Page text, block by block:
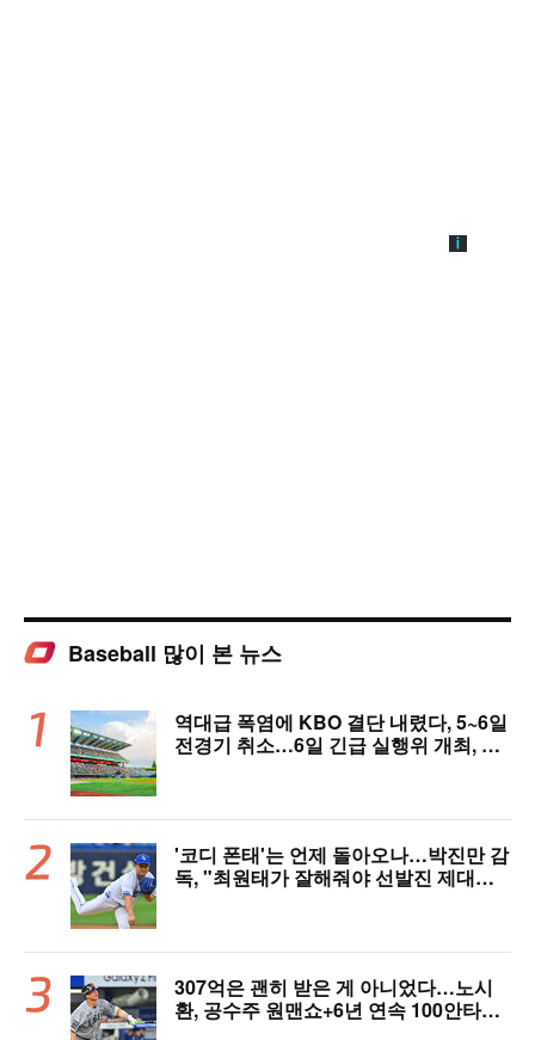
Baseball 많이 본 뉴스
역대급 폭염에 KBO 결단 내렸다, 5~6일
전경기 취소…6일 긴급 실행위 개최, 폭
'코디 폰태'는 언제 돌아오나…박진만 감
독, "최원태가 잘해줘야 선발진 제대로
307억은 괜히 받은 게 아니었다…노시
환, 공수주 원맨쇼+6년 연속 100안타